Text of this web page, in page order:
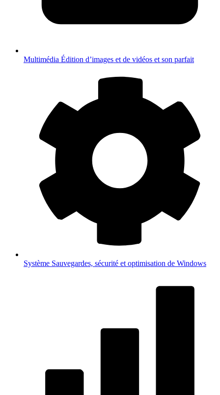
Multimédia Édition d’images et de vidéos et son parfait
Système Sauvegardes, sécurité et optimisation de Windows